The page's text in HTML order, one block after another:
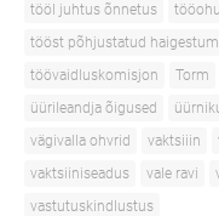
tööl juhtus õnnetus
tööst põhjustatud
töövaidluskomisjon
Torm
üürileandja õigused
vägivalla ohvrid
vaktsiiin
vaktsiiniseadus
vale ravi
vastutuskindlustus